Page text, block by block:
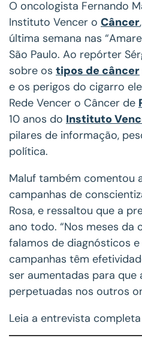
O oncologista Fernando
Instituto Vencer o Câncer
última semana nas
São Paulo. Ao repórter
sobre os tipos de câncer
e os perigos do cigarro
Rede Vencer o Câncer de
10 anos do Instituto
pilares de informação,
política.
Maluf também comentou
campanhas de
Rosa, e ressaltou que a
ano todo. “Nos meses da
falamos de diagnósticos
campanhas têm
ser aumentadas para que
perpetuadas nos outros
Leia a entrevista completa